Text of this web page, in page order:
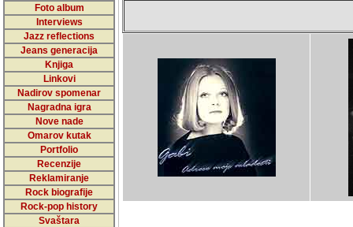
Foto album
Interviews
Jazz reflections
Jeans generacija
Knjiga
Linkovi
Nadirov spomenar
Nagradna igra
Nove nade
Omarov kutak
Portfolio
Recenzije
Reklamiranje
Rock biografije
Rock-pop history
Svaštara